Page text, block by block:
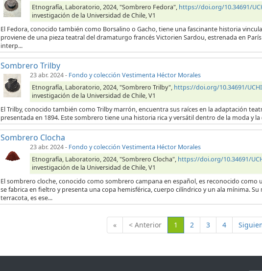
Etnografía, Laboratorio, 2024, "Sombrero Fedora", https://doi.org/10.34691/
investigación de la Universidad de Chile, V1
El Fedora, conocido también como Borsalino o Gacho, tiene una fascinante historia
proviene de una pieza teatral del dramaturgo francés Victorien Sardou, estrenada en
interp...
Sombrero Trilby
23 abr. 2024- Fondo y colección Vestimenta Héctor Morales
Etnografía, Laboratorio, 2024, "Sombrero Trilby", https://doi.org/10.34691/
investigación de la Universidad de Chile, V1
El Trilby, conocido también como Trilby marrón, encuentra sus raíces en la adaptación
presentada en 1894. Este sombrero tiene una historia rica y versátil dentro de la moda y
Sombrero Clocha
23 abr. 2024- Fondo y colección Vestimenta Héctor Morales
Etnografía, Laboratorio, 2024, "Sombrero Clocha", https://doi.org/10.34691/
investigación de la Universidad de Chile, V1
El sombrero cloche, conocido como sombrero campana en español, es reconocido
se fabrica en fieltro y presenta una copa hemisférica, cuerpo cilíndrico y un ala mínima.
terracota, es ese...
« < Anterior 1 (Actual)
2 3 4